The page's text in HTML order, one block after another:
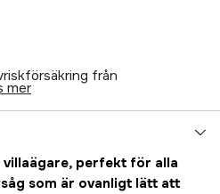
från
mer
perfekt för alla
som är ovanligt lätt att